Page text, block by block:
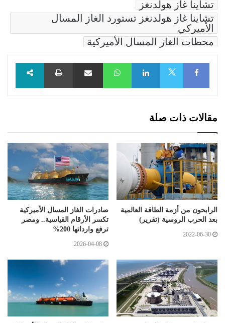
تشاينا غاز هولدنغز
تشاينا غاز هولدنغز تستورد الغاز المسال
الأميركي
محطات الغاز المسال الأميركية
Facebook
LinkedIn
WhatsAppمشاركة عبر البريد طباعة
مقالات ذات صلة
الرابحون من أزمة الطاقة العالمية
بعد الحرب الروسية (تقرير)
2022-06-30
صادرات الغاز المسال الأميركية
تكسر الأرقام القياسية.. ومصر
ترفع وارداتها 200%
2026-04-08